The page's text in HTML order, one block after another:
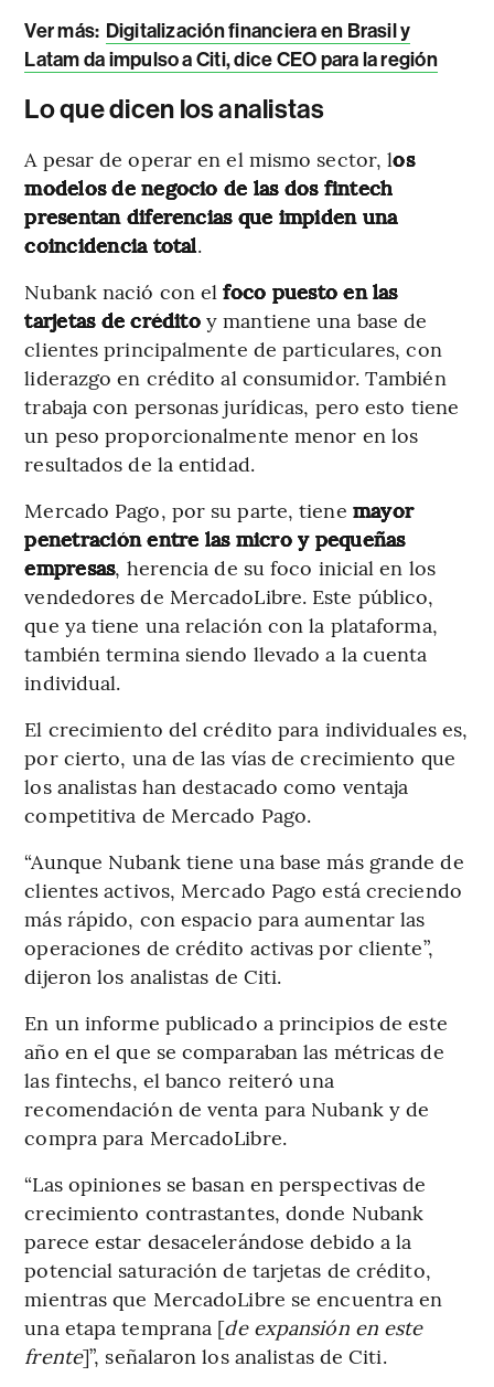
Ver más: Digitalización financiera en Brasil y
Latam da impulso a Citi, dice CEO para la región
Lo que dicen los analistas
A pesar de operar en el mismo sector, los
modelos de negocio de las dos fintech
presentan diferencias que impiden una
coincidencia total.
Nubank nació con elfoco puesto en las
tarjetas de créditoy mantiene una base de
clientes principalmente de particulares, con
liderazgo en crédito al consumidor. También
trabaja con personas jurídicas, pero esto tiene
un peso proporcionalmente menor en los
resultados de la entidad.
Mercado Pago, por su parte, tiene mayor
penetración entre las micro y pequeñas
empresas, herencia de su foco inicial en los
vendedores de MercadoLibre. Este público,
que ya tiene una relación con la plataforma,
también termina siendo llevado a la cuenta
individual.
El crecimiento del crédito para individuales es,
por cierto, una de las vías de crecimiento que
los analistas han destacado como ventaja
competitiva de Mercado Pago.
“Aunque Nubank tiene una base más grande de
clientes activos, Mercado Pago está creciendo
más rápido, con espacio para aumentar las
operaciones de crédito activas por cliente”,
dijeron los analistas de Citi.
En un informe publicado a principios de este
año en el que se comparaban las métricas de
las fintechs, el banco reiteró una
recomendación de venta para Nubank y de
compra para MercadoLibre.
“Las opiniones se basan en perspectivas de
crecimiento contrastantes, donde Nubank
parece estar desacelerándose debido a la
potencial saturación de tarjetas de crédito,
mientras que MercadoLibre se encuentra en
una etapa temprana [de expansión en este
frente]”, señalaron los analistas de Citi.